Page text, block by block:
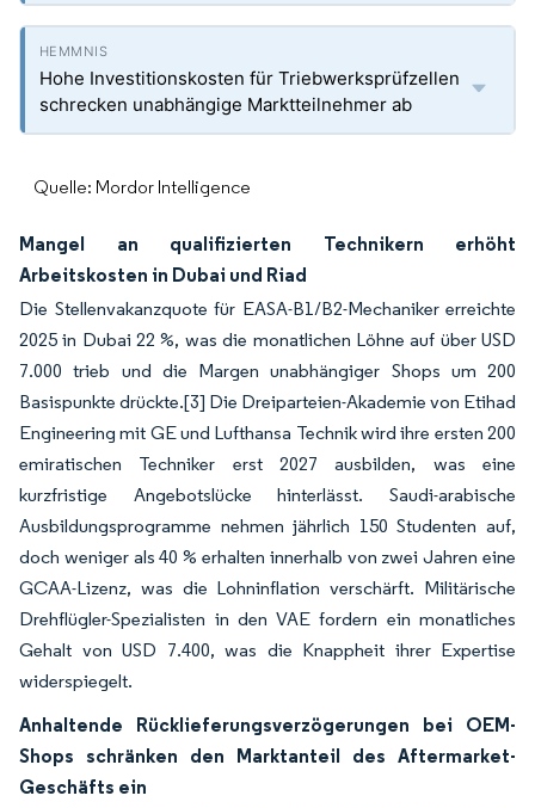
Hohe Investitionskosten für Triebwerksprüfzellen
schrecken unabhängige Marktteilnehmer ab
Quelle: Mordor Intelligence
Mangel an qualifizierten Technikern erhöht
Arbeitskosten in Dubai und Riad
Die Stellenvakanzquote für EASA-B1/B2-Mechaniker erreichte
2025 in Dubai 22 %, was die monatlichen Löhne auf über USD
7.000 trieb und die Margen unabhängiger Shops um 200
Basispunkte drückte.[3] Die Dreiparteien-Akademie von Etihad
Engineering mit GE und Lufthansa Technik wird ihre ersten 200
emiratischen Techniker erst 2027 ausbilden, was eine
kurzfristige Angebotslücke hinterlässt. Saudi-arabische
Ausbildungsprogramme nehmen jährlich 150 Studenten auf,
doch weniger als 40 % erhalten innerhalb von zwei Jahren eine
GCAA-Lizenz, was die Lohninflation verschärft. Militärische
Drehflügler-Spezialisten in den VAE fordern ein monatliches
Gehalt von USD 7.400, was die Knappheit ihrer Expertise
widerspiegelt.
Anhaltende Rücklieferungsverzögerungen bei OEM-
Shops schränken den Marktanteil des Aftermarket-
Geschäfts ein